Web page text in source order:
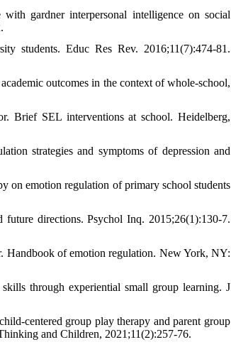
gardner interpersonal intelligence on social
students. Educ Res Rev. 2016;11(7):474-81.
outcomes in the context of whole-school,
Brief SEL interventions at school. Heidelberg,
strategies and symptoms of depression and
on emotion regulation of primary school students
future directions. Psychol Inq. 2015;26(1):130-7.
Handbook of emotion regulation. New York, NY:
through experiential small group learning. J
centered group play therapy and parent group
and Children, 2021;11(2):257-76.